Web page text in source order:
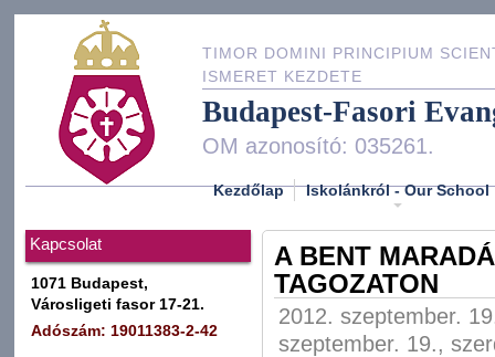
TIMOR DOMINI PRINCIPIUM
ISMERET KEZDETE
Budapest-Fasori
OM azonosító: 035261.
Kezdőlap Iskolánkról - Our School
Kapcsolat
1071 Budapest,
Városligeti fasor 17-21.
Adószám: 19011383-2-42
A BENT
TAGOZATON
2012. szeptember.
szeptember. 19.,